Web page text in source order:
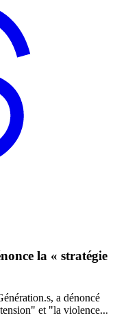
la « stratégie
a dénoncé
et "la violence...